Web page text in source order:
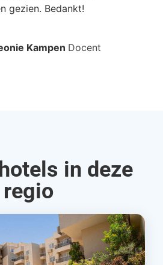
gezien. Bedankt!
Kampen Docent
in deze
regio